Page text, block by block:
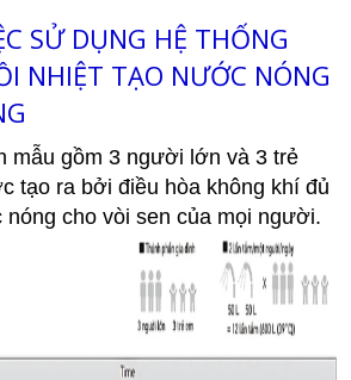
SỬ DỤNG HỆ THỐNG
NHIỆT TẠO NƯỚC NÓNG
mẫu gồm 3 người lớn và 3 trẻ
tạo ra bởi điều hòa không khí đủ
cho vòi sen của mọi người.